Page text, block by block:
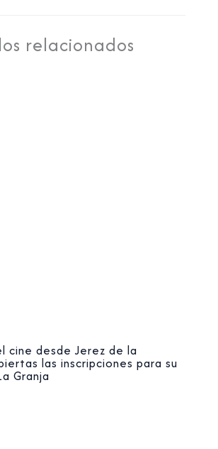
relacionados
cine desde Jerez de la
las inscripciones para su
Granja